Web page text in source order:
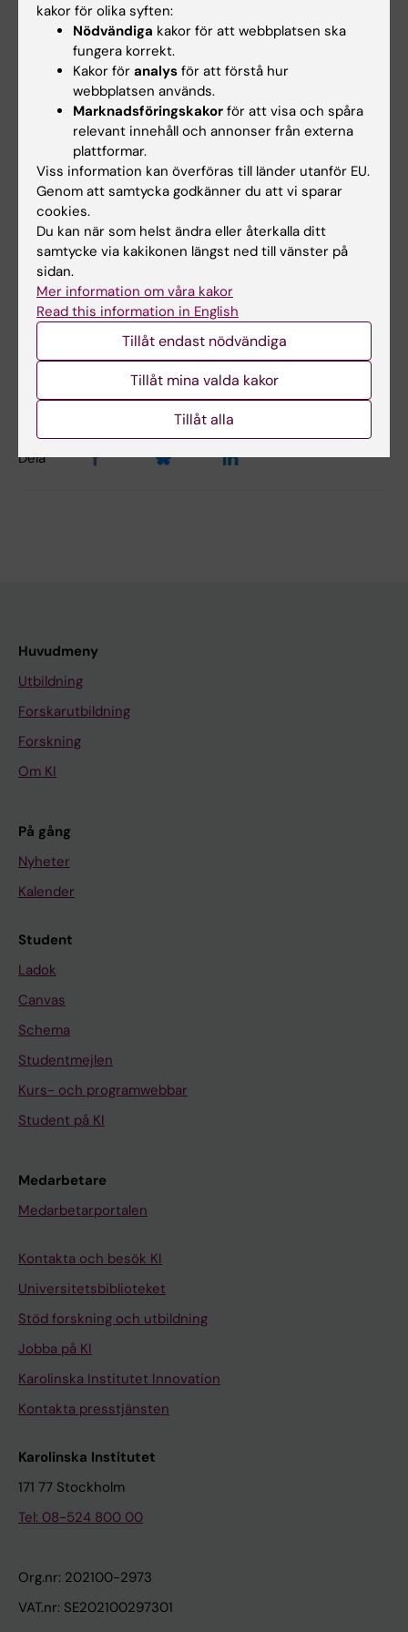
premie och gå ut och fika eller något annat
som man verkligen tycker är roligt. Det var
också skönt att se att surdegarna försvann en
efter en. I det lilla blev det ganska stort. Och
efter ett tag kunde jag titta på mig själv och
tänka; Herregud, vad har jag hållit på med?
Nu känner jag att jag har fått verktygen för att
undvika att drabbas igen.”
Hade du nytta av informationen på denna sida?
Yes
No
Cecilia Odlind
2025-10-27
Dela
Huvudmeny
Utbildning
Forskarutbildning
Forskning
Om KI
På gång
Nyheter
Kalender
Student
Ladok
Canvas
Schema
Studentmejlen
Kurs- och programwebbar
Student på KI
Medarbetare
Medarbetarportalen
Kontakta och besök KI
Universitetsbiblioteket
Stöd forskning och utbildning
Jobba på KI
Karolinska Institutet Innovation
Kontakta presstjänsten
Karolinska Institutet
171 77 Stockholm
Tel: 08-524 800 00
Org.nr: 202100-2973
VAT.nr: SE202100297301
kakor för olika syften:
Nödvändiga kakor för att webbplatsen ska
fungera korrekt.
Kakor för analys för att förstå hur
webbplatsen används.
Marknadsföringskakor för att visa och spåra
relevant innehåll och annonser från externa
plattformar.
Viss information kan överföras till länder utanför EU.
Genom att samtycka godkänner du att vi sparar
cookies.
Du kan när som helst ändra eller återkalla ditt
samtycke via kakikonen längst ned till vänster på
sidan.
Mer information om våra kakor
Read this information in English
Tillåt endast nödvändiga
Tillåt mina valda kakor
Tillåt alla